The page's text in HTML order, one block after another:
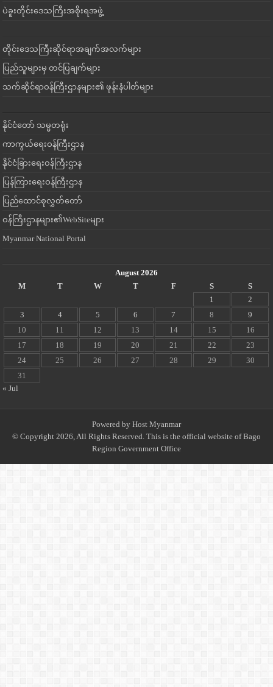
ပဲခူးတိုင်းဒေသကြီးအစိုးရအဖွဲ့
တိုင်းဒေသကြီးဆိုင်ရာအချက်အလက်များ
ပြည်သူများမှ တင်ပြချက်များ
သက်ဆိုင်ရာဝန်ကြီးဌာနများ၏ ဖုန်းနံပါတ်များ
နိုင်ငံတော် သမ္မတရုံး
ကာကွယ်ရေးဝန်ကြီးဌာန
နိုင်ငံခြားရေးဝန်ကြီးဌာန
ပြန်ကြားရေးဝန်ကြီးဌာန
ပြည်ထောင်စုလွှတ်တော်
ဝန်ကြီးဌာနများ၏WebSiteများ
Myanmar National Portal
August 2026
M
T W T F S
S
1
2
3
4 5 6 7 8
9
10
11 12 13 14 15
16
17
18 19 20 21 22
23
24
25 26 27 28 29
30
31
« Jul
Powered by Host Myanmar
© Copyright 2026, All Rights Reserved. This is the official website of Bago
Region Government Office